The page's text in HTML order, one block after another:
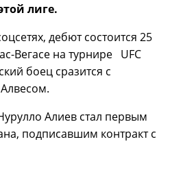
лиге.
дебют состоится 25
Вегасе на турнире UFC
боец сразится с
Алиев стал первым
подписавшим контракт с